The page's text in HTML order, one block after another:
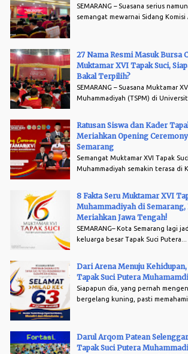
SEMARANG – Suasana serius
semangat mewarnai Sidang Komisi
27 Nama Resmi Masuk Bursa
Muktamar XVI Tapak Suci,
Bakal Terpilih?
SEMARANG – Suasana Muktamar
Muhammadiyah (TSPM) di
Ratusan Siswa dan Kader
Meriahkan Opening
Semarang
Semangat Muktamar XVI Tapak
Muhammadiyah semakin terasa di
8 Fakta Seru Muktamar XVI
Muhammadiyah di Semarang,
Meriahkan Jawa Tengah!
SEMARANG– Kota Semarang lagi
keluarga besar Tapak Suci Putera...
Dari Arena Menuju
Tapak Suci Putera
Siapapun dia, yang pernah
bergelang kuning, pasti memahami
Darul Arqom Patean
Tapak Suci Putera